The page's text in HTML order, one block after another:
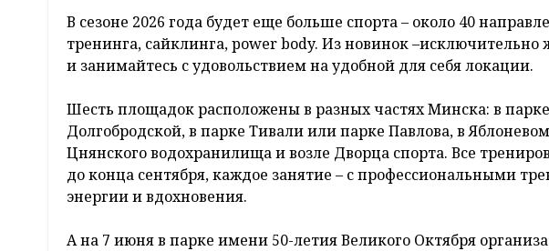
В сезоне 2026 года будет еще больше спорта – около 40
тренинга, сайклинга, power body. Из новинок
и занимайтесь с удовольствием на удобной для себя локации.
Шесть площадок расположены в разных частях Минска: в
Долгобродской, в парке Тивали или парке Павлова, в
Цнянского водохранилища и возле Дворца спорта. Все
до конца сентября, каждое занятие – с профессиональными
энергии и вдохновения.
А на 7 июня в парке имени 50-летия Великого Октября